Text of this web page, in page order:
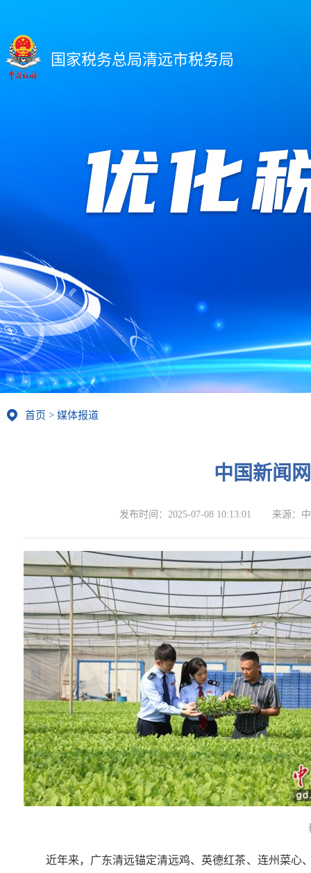
国家税务总局清远市税务局
首页 > 媒体报道
中国新闻
发布时间： 2025-07-08 10:13:01 来源：
近年来，广东清远锚定清远鸡、英德红茶、连州菜心